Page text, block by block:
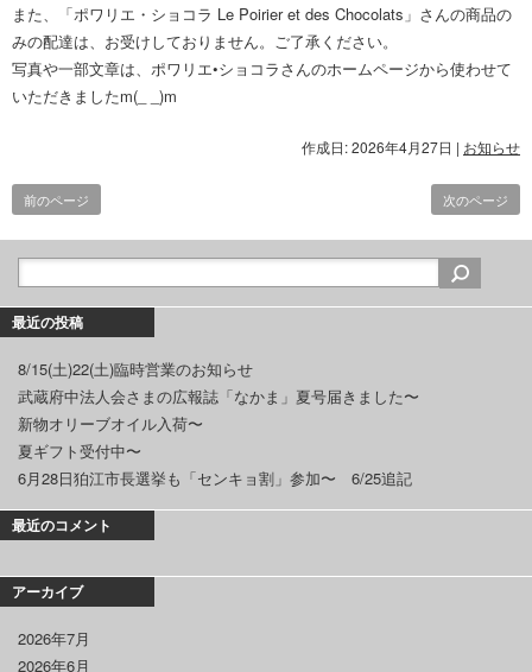
また、「ポワリエ・ショコラ Le Poirier et des Chocolats」さんの商品の
みの配達は、お受けしておりません。ご了承ください。
写真や一部文章は、ポワリエ•ショコラさんのホームページから使わせて
いただきましたm(_ _)m
作成日: 2026年4月27日 | お知らせ
前のページ 次のページ
最近の投稿
8/15(土)22(土)臨時営業のお知らせ
武蔵府中法人会さまの広報誌「なかま」夏号届きました〜
新物オリーブオイル入荷〜
夏ギフト受付中〜
6月28日狛江市長選挙も「センキョ割」参加〜 6/25追記
最近のコメント
アーカイブ
2026年7月
2026年6月